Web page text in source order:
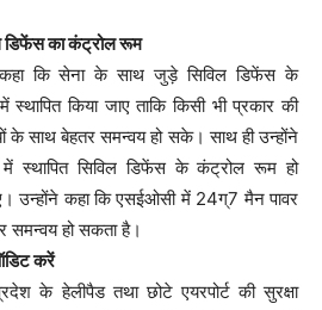
डिफेंस का कंट्रोल रूम
कि सेना के साथ जुड़े सिविल डिफेंस के
किया जाए ताकि किसी भी प्रकार की
के साथ बेहतर समन्वय हो सके। साथ ही उन्होंने
में स्थापित सिविल डिफेंस के कंट्रोल रूम हो
उन्होंने कहा कि एसईओसी में 24ग्7 मैन पावर
समन्वय हो सकता है।
करें
के हेलीपैड तथा छोटे एयरपोर्ट की सुरक्षा